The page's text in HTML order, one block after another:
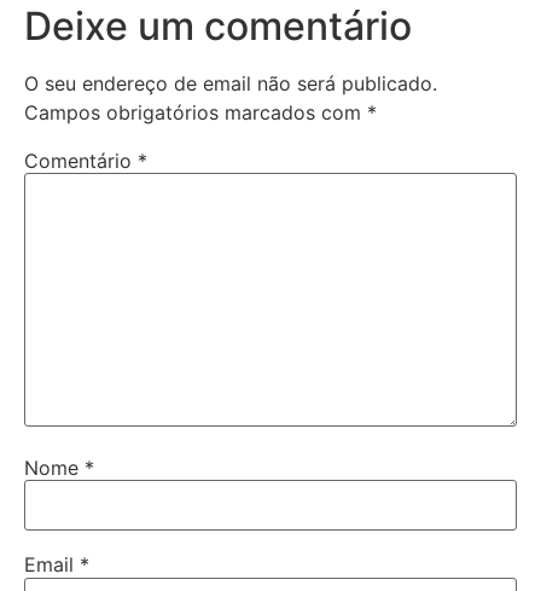
Deixe um comentário
O seu endereço de email não será publicado.
Campos obrigatórios marcados com *
Comentário *
Nome *
Email *